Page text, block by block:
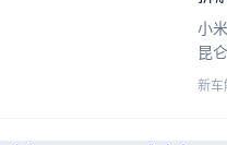
小
昆
系
新车